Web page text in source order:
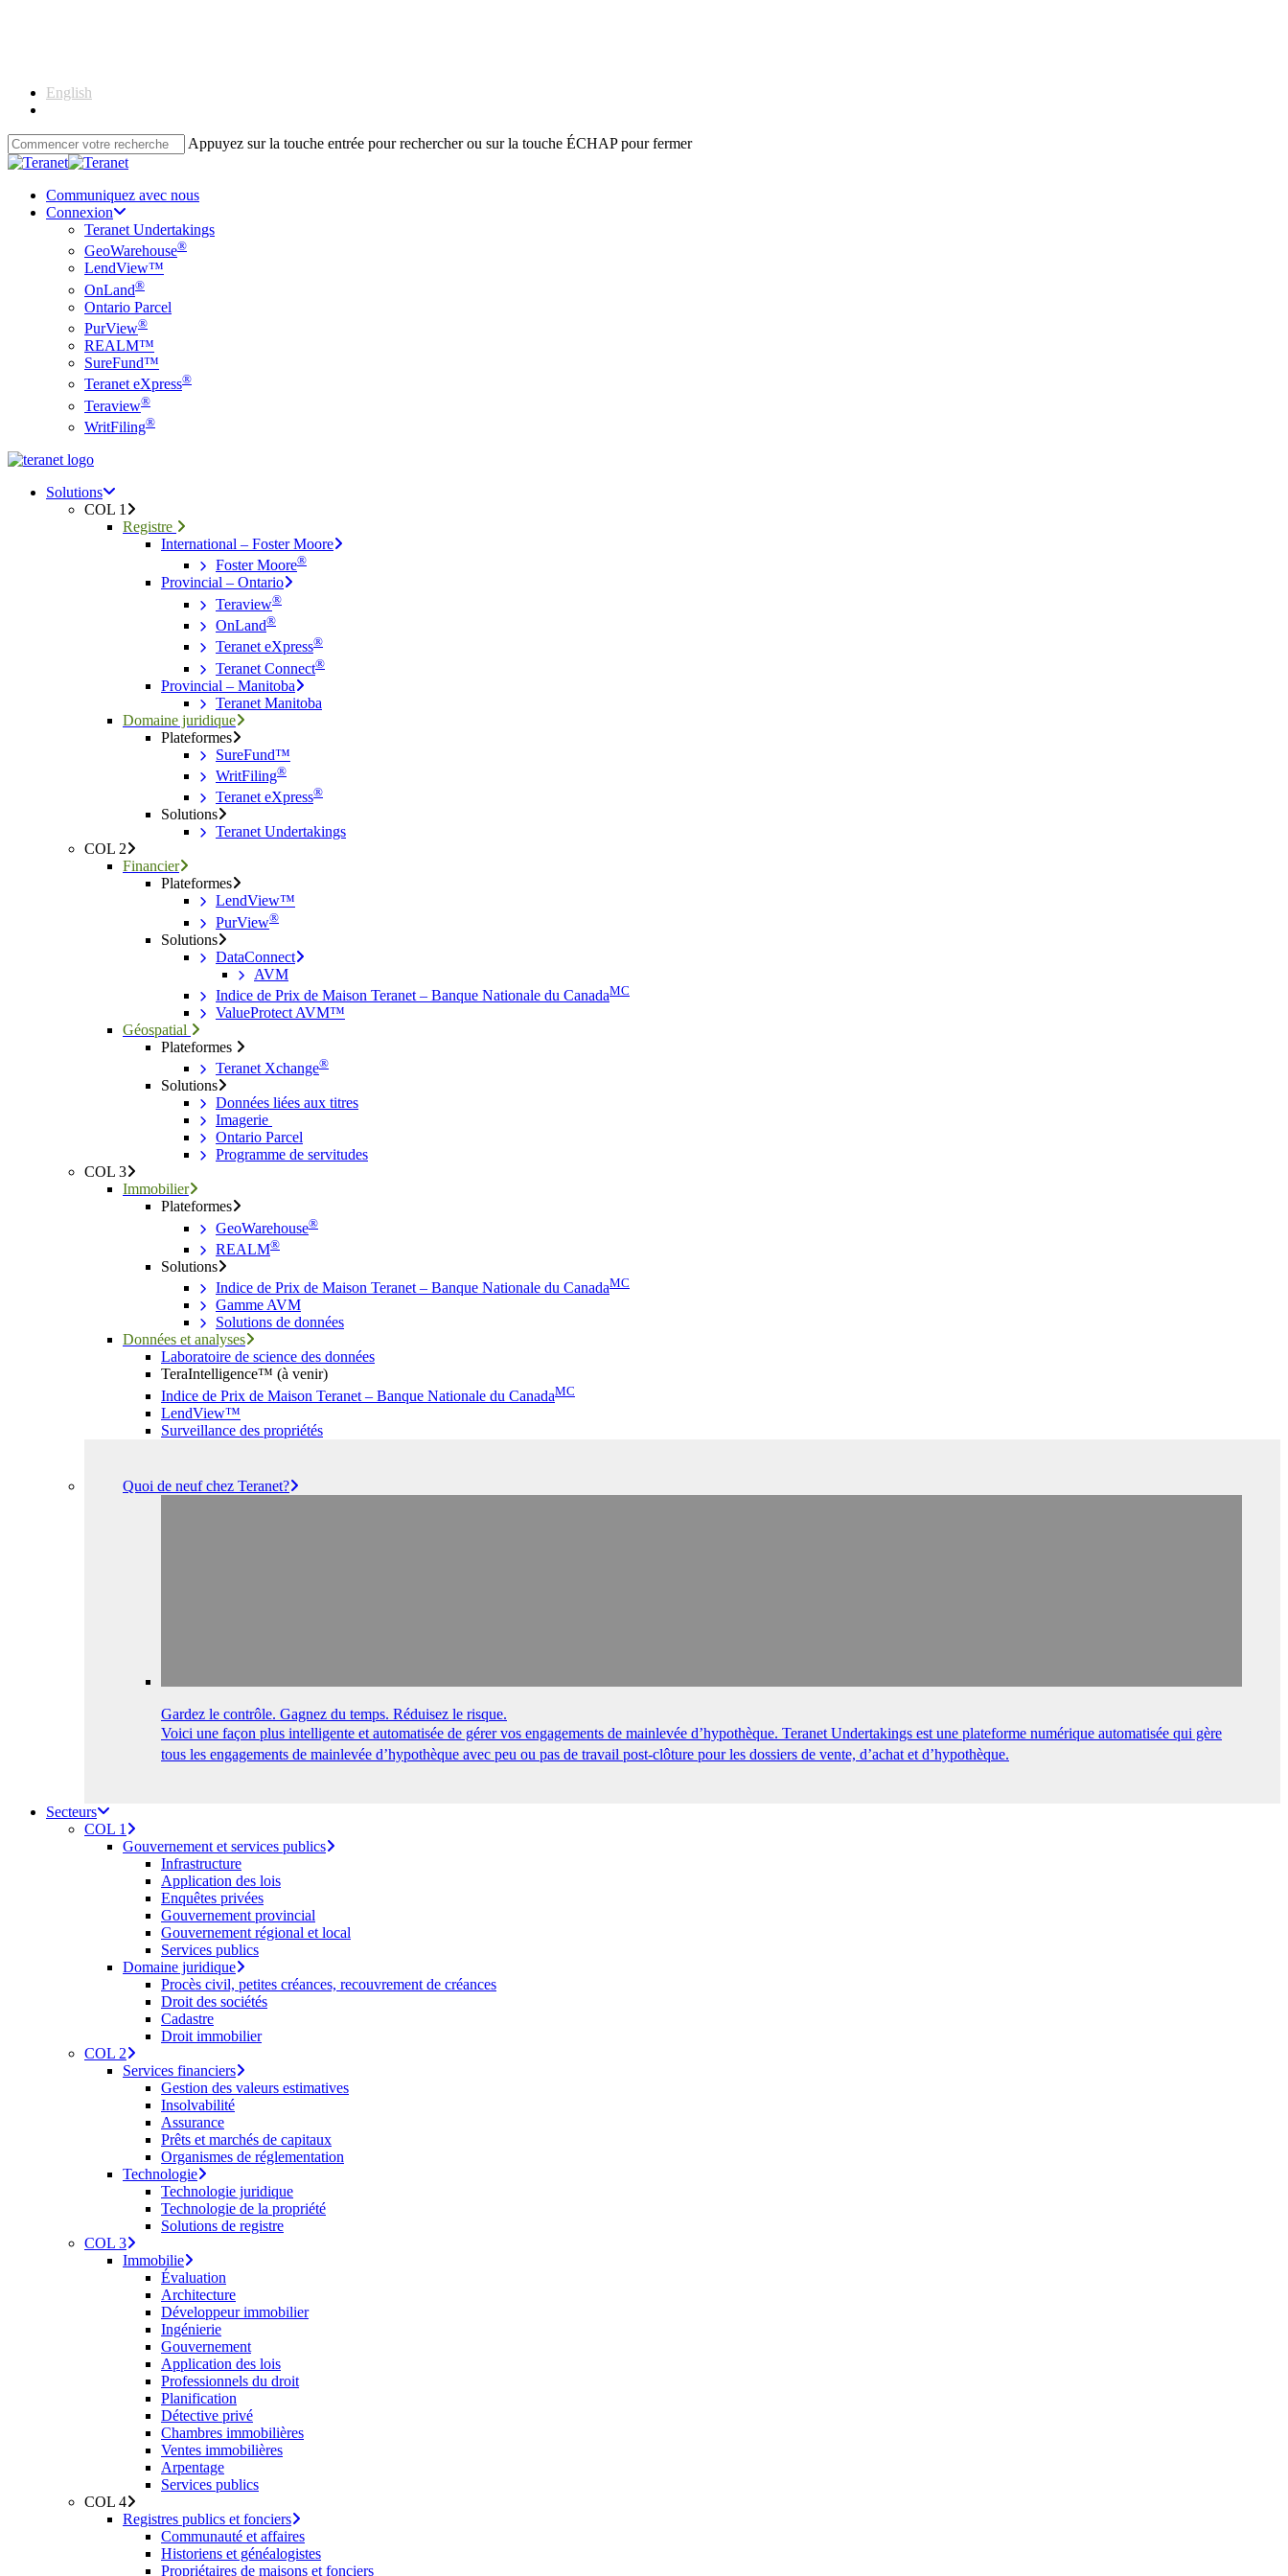
English
Appuyez sur la touche entrée pour rechercher ou sur la touche ÉCHAP pour fermer
Close
Communiquez avec nous
Connexion
Teranet Undertakings
GeoWarehouse®
LendView™
OnLand®
Ontario Parcel
PurView®
REALM™
SureFund™
Teranet eXpress®
Teraview®
WritFiling®
Menu
search
Menu
Solutions
COL 1
Registre
International – Foster Moore
Foster Moore®
Provincial – Ontario
Teraview®
OnLand®
Teranet eXpress®
Teranet Connect®
Provincial – Manitoba
Teranet Manitoba
Domaine juridique
Plateformes
SureFund™
WritFiling®
Teranet eXpress®
Solutions
Teranet Undertakings
COL 2
Financier
Plateformes
LendView™
PurView®
Solutions
DataConnect
AVM
Indice de Prix de Maison Teranet – Banque Nationale du CanadaMC
ValueProtect AVM™
Géospatial
Plateformes
Teranet Xchange®
Solutions
Données liées aux titres
Imagerie
Ontario Parcel
Programme de servitudes
COL 3
Immobilier
Plateformes
GeoWarehouse®
REALM®
Solutions
Indice de Prix de Maison Teranet – Banque Nationale du CanadaMC
Gamme AVM
Solutions de données
Données et analyses
Laboratoire de science des données
TeraIntelligence™ (à venir)
Indice de Prix de Maison Teranet – Banque Nationale du CanadaMC
LendView™
Surveillance des propriétés
Quoi de neuf chez Teranet?
Gardez le contrôle. Gagnez du temps. Réduisez le risque.
Voici une façon plus intelligente et automatisée de gérer vos engagements de mainlevée d’hypothèque. Teranet Undertakings est une plateforme numérique automatisée qui gère
tous les engagements de mainlevée d’hypothèque avec peu ou pas de travail post-clôture pour les dossiers de vente, d’achat et d’hypothèque.
Secteurs
COL 1
Gouvernement et services publics
Infrastructure
Application des lois
Enquêtes privées
Gouvernement provincial
Gouvernement régional et local
Services publics
Domaine juridique
Procès civil, petites créances, recouvrement de créances
Droit des sociétés
Cadastre
Droit immobilier
COL 2
Services financiers
Gestion des valeurs estimatives
Insolvabilité
Assurance
Prêts et marchés de capitaux
Organismes de réglementation
Technologie
Technologie juridique
Technologie de la propriété
Solutions de registre
COL 3
Immobilie
Évaluation
Architecture
Développeur immobilier
Ingénierie
Gouvernement
Application des lois
Professionnels du droit
Planification
Détective privé
Chambres immobilières
Ventes immobilières
Arpentage
Services publics
COL 4
Registres publics et fonciers
Communauté et affaires
Historiens et généalogistes
Propriétaires de maisons et fonciers